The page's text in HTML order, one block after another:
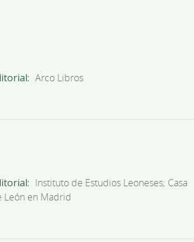
Arco Libros
Instituto de Estudios Leoneses; Casa
León en Madrid